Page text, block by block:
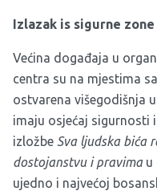
Izlazak is sigurne zone
Većina događaja u
centra su na mjestima
ostvarena višegodišnja
imaju osjećaj sigurnosti
izložbe Sva ljudska bića
dostojanstvu i pravimau
ujedno i najvećoj